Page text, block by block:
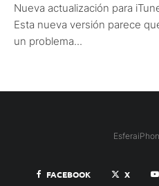
Nueva actualización para
Esta nueva versión parece
un problema...
FACEBOOK X